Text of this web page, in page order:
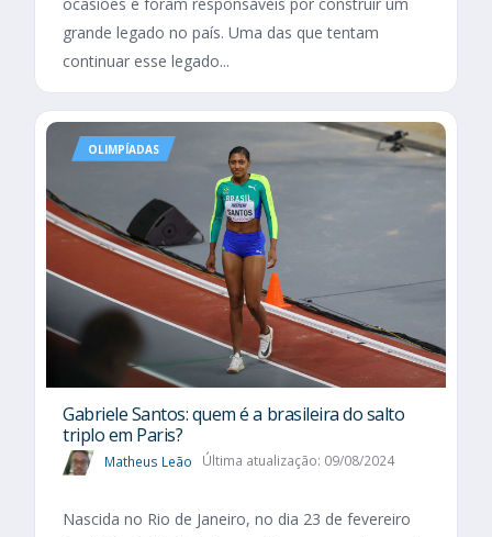
grande legado no país. Uma das que tentam
continuar esse legado...
OLIMPÍADAS
Gabriele Santos: quem é a brasileira do salto
triplo em Paris?
Matheus Leão Última atualização: 09/08/2024
Nascida no Rio de Janeiro, no dia 23 de fevereiro